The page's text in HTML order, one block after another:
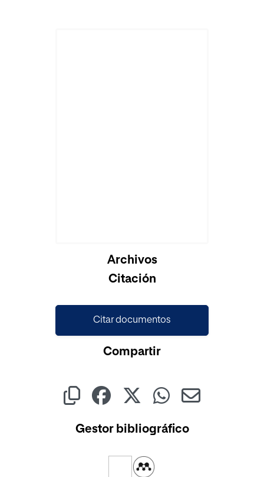
Archivos
Citación
Citar documentos
Compartir
Gestor bibliográfico